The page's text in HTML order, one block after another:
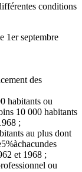
conditions
1er septembre
des
habitants ou
10 000 habitants
;
au plus dont
et 1968 ;
ou